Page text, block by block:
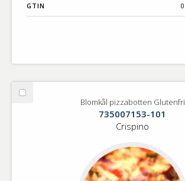
GTIN
Välj
Blomkål pizzabotten Glutenfri
735007153-101
Crispino